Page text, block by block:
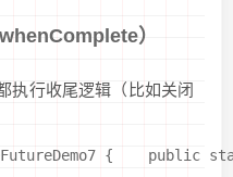
）
执行收尾逻辑（比如关闭
{    public